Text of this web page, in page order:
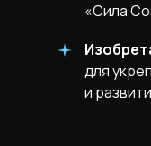
для
и
«Сила